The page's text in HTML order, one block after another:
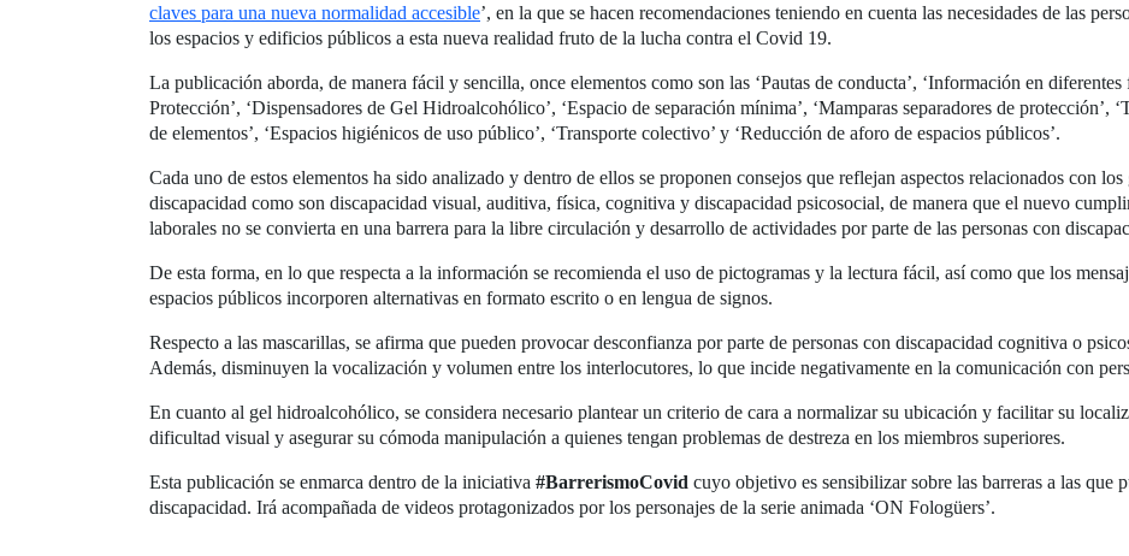
claves para una nueva normalidad accesible’, en la que se hacen recomendaciones teniendo en cuenta las necesidades de las
los espacios y edificios públicos a esta nueva realidad fruto de la lucha contra el Covid 19.
La publicación aborda, de manera fácil y sencilla, once elementos como son las ‘Pautas de conducta’, ‘Información en
Protección’, ‘Dispensadores de Gel Hidroalcohólico’, ‘Espacio de separación mínima’, ‘Mamparas separadores de protección’,
de elementos’, ‘Espacios higiénicos de uso público’, ‘Transporte colectivo’ y ‘Reducción de aforo de espacios públicos’.
Cada uno de estos elementos ha sido analizado y dentro de ellos se proponen consejos que reflejan aspectos relacionados con
discapacidad como son discapacidad visual, auditiva, física, cognitiva y discapacidad psicosocial, de manera que el nuevo
laborales no se convierta en una barrera para la libre circulación y desarrollo de actividades por parte de las personas con
De esta forma, en lo que respecta a la información se recomienda el uso de pictogramas y la lectura fácil, así como que los
espacios públicos incorporen alternativas en formato escrito o en lengua de signos.
Respecto a las mascarillas, se afirma que pueden provocar desconfianza por parte de personas con discapacidad cognitiva o
Además, disminuyen la vocalización y volumen entre los interlocutores, lo que incide negativamente en la comunicación con
En cuanto al gel hidroalcohólico, se considera necesario plantear un criterio de cara a normalizar su ubicación y facilitar su
dificultad visual y asegurar su cómoda manipulación a quienes tengan problemas de destreza en los miembros superiores.
Esta publicación se enmarca dentro de la iniciativa #BarrerismoCovid cuyo objetivo es sensibilizar sobre las barreras a las que
discapacidad. Irá acompañada de videos protagonizados por los personajes de la serie animada ‘ON Fologüers’.